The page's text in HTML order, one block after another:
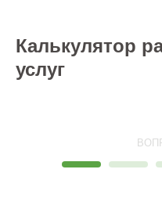
Калькулятор
услуг